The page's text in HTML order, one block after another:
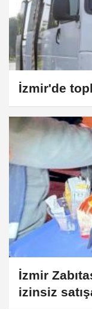
İzmir'de
İzmir
izinsiz